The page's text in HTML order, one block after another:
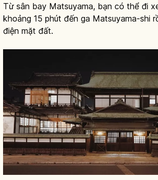
Từ sân bay Matsuyama, bạn có thể đi
khoảng 15 phút đến ga Matsuyama-shi
điện mặt đất.